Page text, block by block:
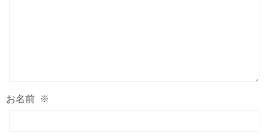
お名前 ※